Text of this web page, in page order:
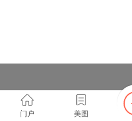
门户 美图